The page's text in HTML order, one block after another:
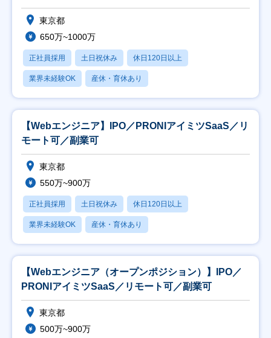
東京都
650万~1000万
正社員採用 土日祝休み 休日120日以上
業界未経験OK 産休・育休あり
【Webエンジニア】IPO／PRONIアイミツSaaS／リ
モート可／副業可
東京都
550万~900万
正社員採用 土日祝休み 休日120日以上
業界未経験OK 産休・育休あり
【Webエンジニア（オープンポジション）】IPO／
PRONIアイミツSaaS／リモート可／副業可
東京都
500万~900万